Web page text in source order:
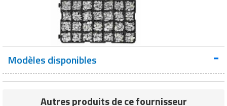
Modèles disponibles
Autres produits de ce fournisseur